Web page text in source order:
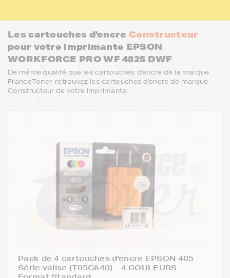
Les cartouches d'encre Constructeur
pour votre imprimante EPSON
WORKFORCE PRO WF 4825 DWF
De même qualité que les cartouches d'encre de la marque
FranceToner, retrouvez les cartouches d'encre de marque
Constructeur de votre imprimante.
Pack de 4 cartouches d'encre EPSON 405
Série valise (T05G640) - 4 COULEURS -